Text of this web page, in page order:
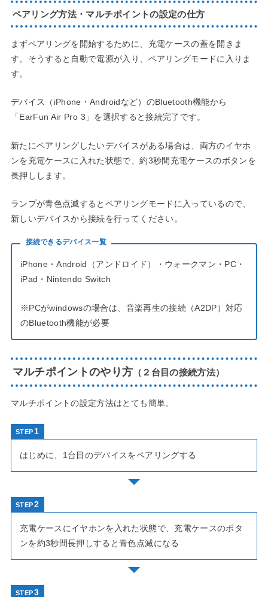
ペアリング方法・マルチポイントの設定の仕方
まずペアリングを開始するために、充電ケースの蓋を開きま
す。そうすると自動で電源が入り、ペアリングモードに入りま
す。
デバイス（iPhone・Androidなど）のBluetooth機能から
「EarFun Air Pro 3」を選択すると接続完了です。
新たにペアリングしたいデバイスがある場合は、両方のイヤホ
ンを充電ケースに入れた状態で、約3秒間充電ケースのボタンを
長押しします。
ランプが青色点滅するとペアリングモードに入っているので、
新しいデバイスから接続を行ってください。
接続できるデバイス一覧
iPhone・Android（アンドロイド）・ウォークマン・PC・
iPad・Nintendo Switch
※PCがwindowsの場合は、音楽再生の接続（A2DP）対応
のBluetooth機能が必要
マルチポイントのやり方 （２台目の接続方法）
マルチポイントの設定方法はとても簡単。
STEP
はじめに、1台目のデバイスをペアリングする
STEP
充電ケースにイヤホンを入れた状態で、充電ケースのボタ
ンを約3秒間長押しすると青色点滅になる
STEP